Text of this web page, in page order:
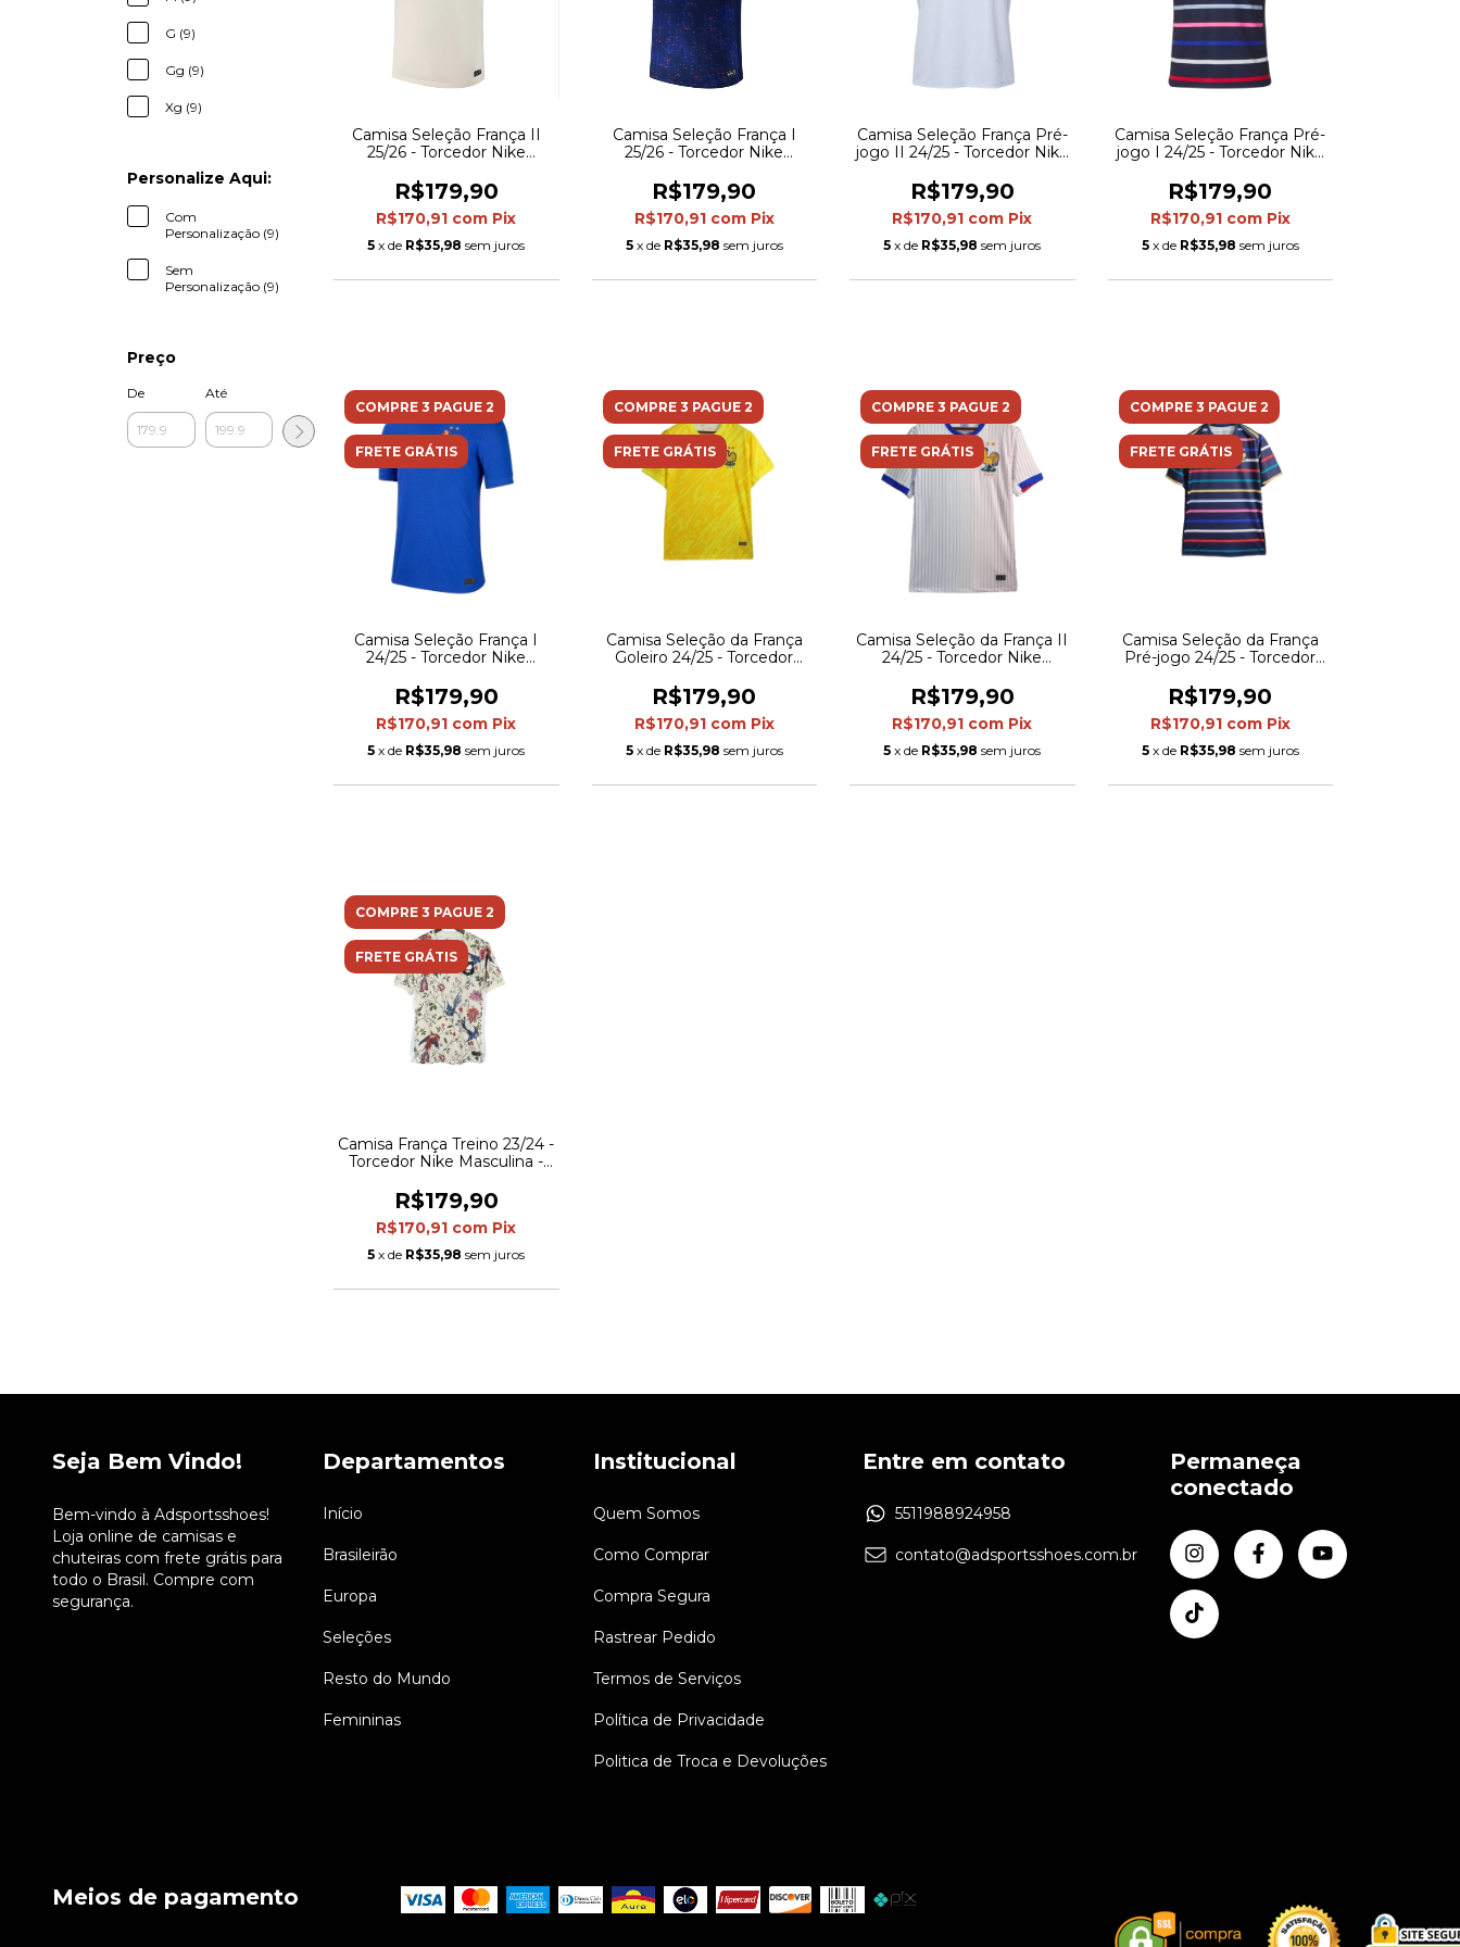
G (9)
Gg (9)
Xg (9)
Personalize Aqui:
Com
Personalização (9)
Sem
Personalização (9)
Preço
De Até
Camisa Seleção França II
25/26 - Torcedor Nike
R$179,90
R$170,91 com Pix
5 x de R$35,98 sem juros
Camisa Seleção França I
25/26 - Torcedor Nike
detalhes em vermelho
R$179,90
R$170,91 com Pix
5 x de R$35,98 sem juros
Camisa Seleção França Pré-
jogo II 24/25 - Torcedor Nike
R$179,90
R$170,91 com Pix
5 x de R$35,98 sem juros
Camisa Seleção França Pré-
jogo I 24/25 - Torcedor Nike
detalhes coloridos
R$179,90
R$170,91 com Pix
5 x de R$35,98 sem juros
COMPRE 3 PAGUE 2
FRETE GRÁTIS
Camisa Seleção França I
24/25 - Torcedor Nike
R$179,90
R$170,91 com Pix
5 x de R$35,98 sem juros
COMPRE 3 PAGUE 2
FRETE GRÁTIS
Camisa Seleção da França
Goleiro 24/25 - Torcedor
com detalhes em laranja
R$179,90
R$170,91 com Pix
5 x de R$35,98 sem juros
COMPRE 3 PAGUE 2
FRETE GRÁTIS
Camisa Seleção da França II
24/25 - Torcedor Nike
detalhes em azul e
vermelho
R$179,90
R$170,91 com Pix
5 x de R$35,98 sem juros
COMPRE 3 PAGUE 2
FRETE GRÁTIS
Camisa Seleção da França
Pré-jogo 24/25 - Torcedor
listras multicoloridas
R$179,90
R$170,91 com Pix
5 x de R$35,98 sem juros
COMPRE 3 PAGUE 2
FRETE GRÁTIS
Camisa França Treino 23/24 -
Torcedor Nike Masculina -
azul e vermelho
R$179,90
R$170,91 com Pix
5 x de R$35,98 sem juros
Seja Bem Vindo!
Bem-vindo à Adsportsshoes!
Loja online de camisas e
chuteiras com frete grátis para
todo o Brasil. Compre com
segurança.
Departamentos
Início
Brasileirão
Europa
Seleções
Resto do Mundo
Femininas
Institucional
Quem Somos
Como Comprar
Compra Segura
Rastrear Pedido
Termos de Serviços
Política de Privacidade
Politica de Troca e Devoluções
Entre em contato
5511988924958
contato@adsportsshoes.com.br
Permaneça
conectado
Meios de pagamento